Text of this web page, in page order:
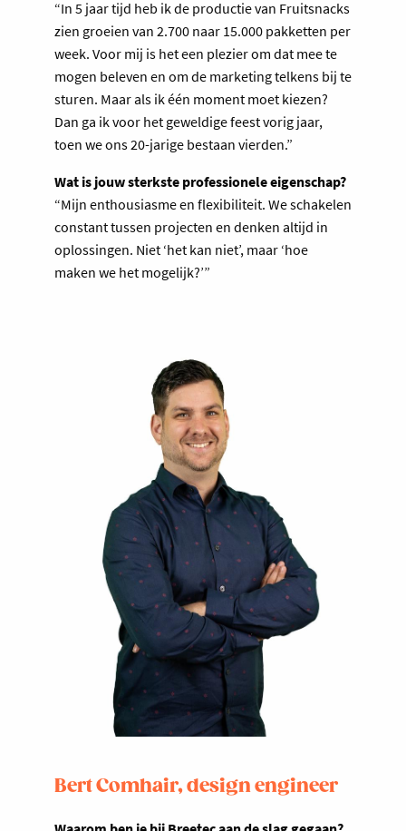
“In 5 jaar tijd heb ik de productie van Fruitsnacks
zien groeien van 2.700 naar 15.000 pakketten per
week. Voor mij is het een plezier om dat mee te
mogen beleven en om de marketing telkens bij te
sturen. Maar als ik één moment moet kiezen?
Dan ga ik voor het geweldige feest vorig jaar,
toen we ons 20-jarige bestaan vierden.”
Wat is jouw sterkste professionele eigenschap?
“Mijn enthousiasme en flexibiliteit. We schakelen
constant tussen projecten en denken altijd in
oplossingen. Niet ‘het kan niet’, maar ‘hoe
maken we het mogelijk?’”
Bert Comhair, design engineer